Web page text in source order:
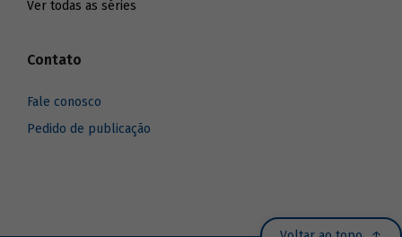
Ver todas as séries
Contato
Fale conosco
Pedido de publicação